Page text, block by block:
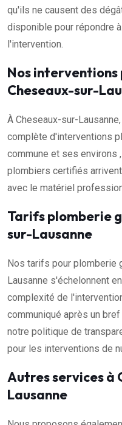
qu'ils ne causent des
disponible pour répondre
l'intervention.
Nos
Cheseaux-sur-
À Cheseaux-sur-
complète d'interventions
commune et ses environs
plombiers certifiés
avec le matériel
Tarifs plomberie
sur-Lausanne
Nos tarifs pour plomberie
Lausanne s'échelonnent
complexité de
communiqué après un
notre politique de
pour les interventions de
Autres services à
Lausanne